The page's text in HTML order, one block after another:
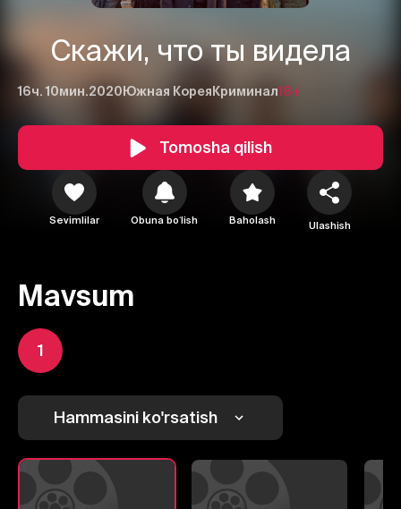
Скажи, что ты видела
16ч. 10мин.2020 Южная Корея Криминал18+
Tomosha qilish
Sevimlilar Obuna boʻlish Baholash Ulashish
Mavsum
1
Hammasini ko'rsatish
1 2
Yuborish